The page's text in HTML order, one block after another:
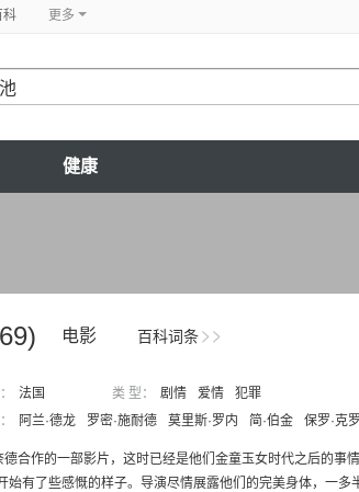
科 更多
健康
百科词条
电影
法国 类 型： 剧情 爱情
犯罪
阿兰·德龙 罗密·施耐德 莫里斯·罗内 简·伯金 保罗·克
德合作的一部影片，这时已经是他们金童玉女时代之后的
始有了些感慨的样子。导演尽情展露他们的完美身体，一多